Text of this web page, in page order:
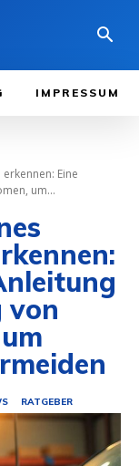
IMPRESSUM
Eine
um...
von
RATGEBER